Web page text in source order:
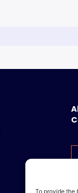
To provide the